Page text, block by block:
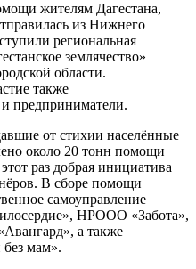
жителям Дагестана,
из Нижнего
региональная
землячество»
области.
также
предприниматели.
от стихии населённые
около 20 тонн помощи
раз добрая инициатива
В сборе помощи
самоуправление
НРООО «Забота»,
а также
мам».